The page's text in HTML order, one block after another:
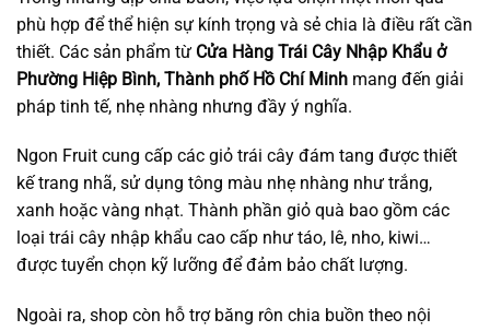
phù hợp để thể hiện sự kính trọng và sẻ chia là điều rất cần
thiết. Các sản phẩm từ Cửa Hàng Trái Cây Nhập Khẩu ở
Phường Hiệp Bình, Thành phố Hồ Chí Minh mang đến giải
pháp tinh tế, nhẹ nhàng nhưng đầy ý nghĩa.
Ngon Fruit cung cấp các giỏ trái cây đám tang được thiết
kế trang nhã, sử dụng tông màu nhẹ nhàng như trắng,
xanh hoặc vàng nhạt. Thành phần giỏ quà bao gồm các
loại trái cây nhập khẩu cao cấp như táo, lê, nho, kiwi…
được tuyển chọn kỹ lưỡng để đảm bảo chất lượng.
Ngoài ra, shop còn hỗ trợ băng rôn chia buồn theo nội